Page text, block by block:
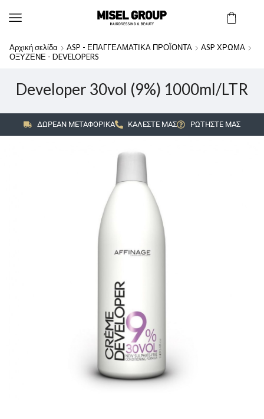
Αρχική σελίδα ASP - ΕΠΑΓΓΕΛΜΑΤΙΚΑ ΠΡΟΪΟΝΤΑ
ASP ΧΡΩΜΑ
ΟΞΥΖΕΝΕ - DEVELOPERS
Developer 30vol (9%) 1000ml/LTR
ΔΩΡΕΑΝ ΜΕΤΑΦΟΡΙΚΑ ΚΑΛΕΣΤΕ ΜΑΣ ΡΩΤΗΣΤΕ ΜΑΣ